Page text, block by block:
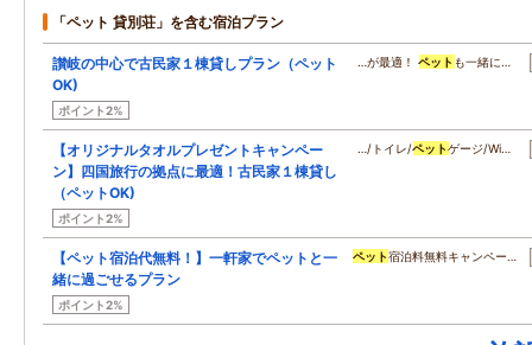
「ペット 貸別荘」を含む宿泊プラン
讃岐の中心で古民家１棟貸しプラン（ペット
OK)
ポイント2%
…が最適！ペット も一緒に…
【オリジナルタオルプレゼントキャンペー
ン】四国旅行の拠点に最適！古民家１棟貸し
（ペットOK)
ポイント2%
…/トイレ/ペットゲージ/Wi…
【ペット宿泊代無料！】一軒家でペットと一
緒に過ごせるプラン
ポイント2%
ペット宿泊料無料キャンペー…